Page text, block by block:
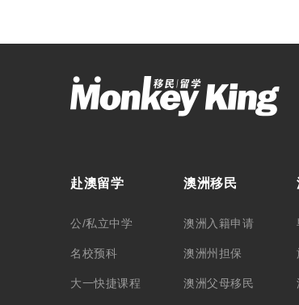
赴澳留学
公/私立中学
名校预科
大一快捷课程
澳洲移民
澳洲入籍申请
澳洲州担保
澳洲父母移民